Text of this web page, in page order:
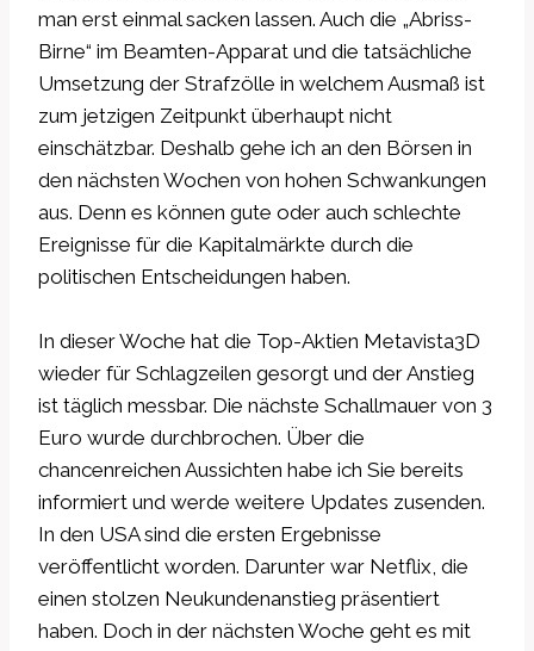
man erst einmal sacken lassen. Auch die „Abriss-
Birne“ im Beamten-Apparat und die tatsächliche
Umsetzung der Strafzölle in welchem Ausmaß ist
zum jetzigen Zeitpunkt überhaupt nicht
einschätzbar. Deshalb gehe ich an den Börsen in
den nächsten Wochen von hohen Schwankungen
aus. Denn es können gute oder auch schlechte
Ereignisse für die Kapitalmärkte durch die
politischen Entscheidungen haben.
In dieser Woche hat die Top-Aktien Metavista3D
wieder für Schlagzeilen gesorgt und der Anstieg
ist täglich messbar. Die nächste Schallmauer von 3
Euro wurde durchbrochen. Über die
chancenreichen Aussichten habe ich Sie bereits
informiert und werde weitere Updates zusenden.
In den USA sind die ersten Ergebnisse
veröffentlicht worden. Darunter war Netflix, die
einen stolzen Neukundenanstieg präsentiert
haben. Doch in der nächsten Woche geht es mit